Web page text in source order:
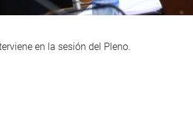
en la sesión del Pleno.